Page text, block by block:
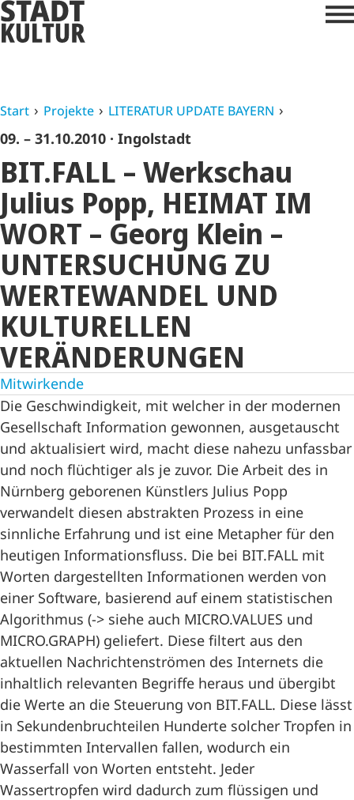
Start Projekte LITERATUR UPDATE BAYERN
09. – 31.10.2010 · Ingolstadt
BIT.FALL – Werkschau
Julius Popp, HEIMAT IM
WORT – Georg Klein –
UNTERSUCHUNG ZU
WERTEWANDEL UND
KULTURELLEN
VERÄNDERUNGEN
Mitwirkende
Die Geschwindigkeit, mit welcher in der modernen
Gesellschaft Information gewonnen, ausgetauscht
und aktualisiert wird, macht diese nahezu unfassbar
und noch flüchtiger als je zuvor. Die Arbeit des in
Nürnberg geborenen Künstlers Julius Popp
verwandelt diesen abstrakten Prozess in eine
sinnliche Erfahrung und ist eine Metapher für den
heutigen Informationsfluss. Die bei BIT.FALL mit
Worten dargestellten Informationen werden von
einer Software, basierend auf einem statistischen
Algorithmus (-> siehe auch MICRO.VALUES und
MICRO.GRAPH) geliefert. Diese filtert aus den
aktuellen Nachrichtenströmen des Internets die
inhaltlich relevanten Begriffe heraus und übergibt
die Werte an die Steuerung von BIT.FALL. Diese lässt
in Sekundenbruchteilen Hunderte solcher Tropfen in
bestimmten Intervallen fallen, wodurch ein
Wasserfall von Worten entsteht. Jeder
Wassertropfen wird dadurch zum flüssigen und